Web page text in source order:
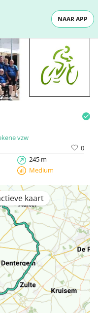
NAAR APP
vzw
0
245 m
Medium
kaart